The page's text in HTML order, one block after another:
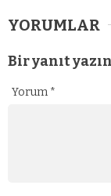
YORUMLAR
Bir yanıt yazın
Yorum *